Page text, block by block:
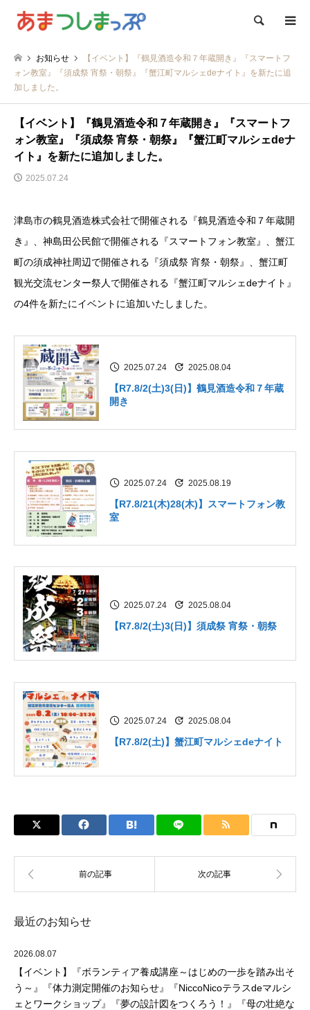
検索
お知らせ
【イベント】『鶴見酒造令和７年蔵開き』『スマートフ
ォン教室』『須成祭 宵祭・朝祭』『蟹江町マルシェdeナイト』を新たに追
加しました。
【イベント】『鶴見酒造令和７年蔵開き』『スマートフ
ォン教室』『須成祭 宵祭・朝祭』『蟹江町マルシェdeナ
イト』を新たに追加しました。
2025.07.24
津島市の鶴見酒造株式会社で開催される『鶴見酒造令和７年蔵開
き』、神島田公民館で開催される『スマートフォン教室』、蟹江
町の須成神社周辺で開催される『須成祭 宵祭・朝祭』、蟹江町
観光交流センター祭人で開催される『蟹江町マルシェdeナイト』
の4件を新たにイベントに追加いたしました。
2025.07.24 2025.08.04
【R7.8/2(土)3(日)】鶴見酒造令和７年蔵
開き
2025.07.24 2025.08.19
【R7.8/21(木)28(木)】スマートフォン教
室
2025.07.24 2025.08.04
【R7.8/2(土)3(日)】須成祭 宵祭・朝祭
2025.07.24 2025.08.04
【R7.8/2(土)】蟹江町マルシェdeナイト
最近のお知らせ
2026.08.07
【イベント】『ボランティア養成講座～はじめの一歩を踏み出そ
う～』『体力測定開催のお知らせ』『NiccoNicoテラスdeマルシ
ェとワークショップ』『夢の設計図をつくろう！』『母の壮絶な